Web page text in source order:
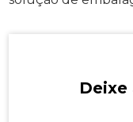
Deixe